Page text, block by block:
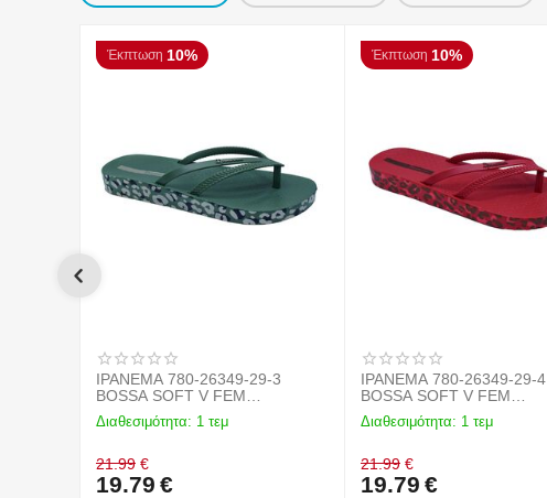
Έκπτωση 10%
IPANEMA 780-26349-29-3
BOSSA SOFT V FEM
GREEN/GOLD BL508
Διαθεσιμότητα: 1 τεμ
21.99 €
19.79 €
Έκπτωση 10%
IPANEMA 780-26349-29-4
BOSSA SOFT V FEM
RED/BRONZE
Διαθεσιμότητα: 1 τεμ
21.99 €
19.79 €